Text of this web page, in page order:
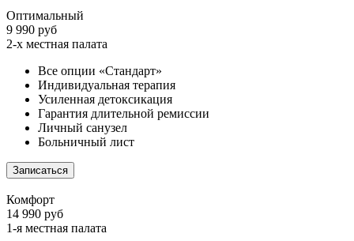
Оптимальный
9 990 руб
2-х местная палата
Все опции «Стандарт»
Индивидуальная терапия
Усиленная детоксикация
Гарантия длительной ремиссии
Личный санузел
Больничный лист
Записаться
Комфорт
14 990 руб
1-я местная палата